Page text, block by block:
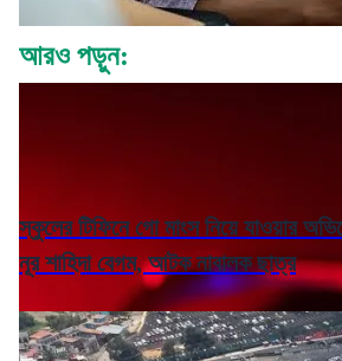
আরও পড়ুন:
স্কুলের টিফিনে গো মাংস নিয়ে যাওয়ার
নূর শাহিদা বেগম, আটক নাবালক ছাত্র